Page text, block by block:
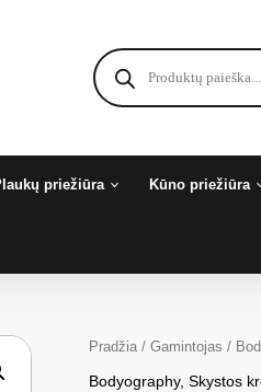
Products
search
priežiūra Kūno priežiūra
Pradžia /Gamintojas /
Bodyography,Skystos